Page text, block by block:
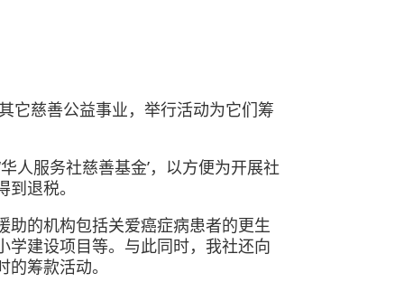
它慈善公益事业，举行活动为它们筹
人服务社慈善基金’，以方便为开展社
退税。
助的机构包括关爱癌症病患者的更生
学建设项目等。与此同时，我社还向
筹款活动。